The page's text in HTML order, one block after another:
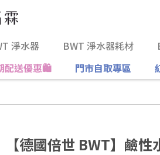
淨水器 BWT 淨水器耗材
配送優惠🛍️ 門市自取專區
【德國倍世 BWT】鹼